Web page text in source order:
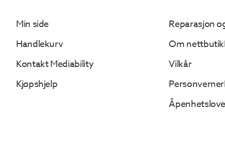
Min side
Handlekurv
Kontakt Mediability
Kjøpshjelp
Reparasjon
Om
Vilkår